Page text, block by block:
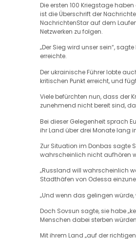
Die ersten 100 Kriegstage
ist die Überschrift der
NachrichtenStar auf dem
Netzwerken zu folgen.
„Der Sieg wird unser sein“,
erreichte.
Der ukrainische Führer lobte
kritischen Punkt erreicht, und
Viele befürchten nun, dass der
zunehmend nicht bereit sind,
Bei dieser Gelegenheit sprach
ihr Land über drei Monate lang
Zur Situation im Donbas sagte
wahrscheinlich nicht aufhören
„Russland will wahrscheinlich
Stadthäfen von Odessa
„Und wenn das gelingen
Doch Sovsun sagte, sie habe
Menschen dabei sterben
Mit ihrem Land „auf der